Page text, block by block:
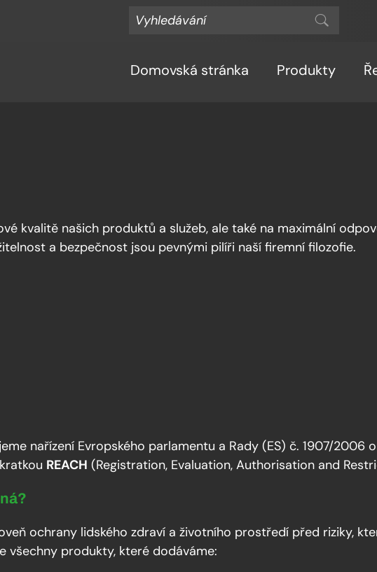
Domovská stránka Produkty
kvalitě našich produktů a služeb, ale také na maximální
a bezpečnost jsou pevnými pilíři naší firemní filozofie.
nařízení Evropského parlamentu a Rady (ES) č. 1907/2006
REACH (Registration, Evaluation, Authorisation and
ochrany lidského zdraví a životního prostředí před riziky,
všechny produkty, které dodáváme: